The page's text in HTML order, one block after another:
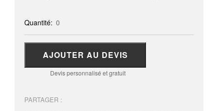
Quantité: 0
AJOUTER AU DEVIS
Devis personnalisé et gratuit
PARTAGER :